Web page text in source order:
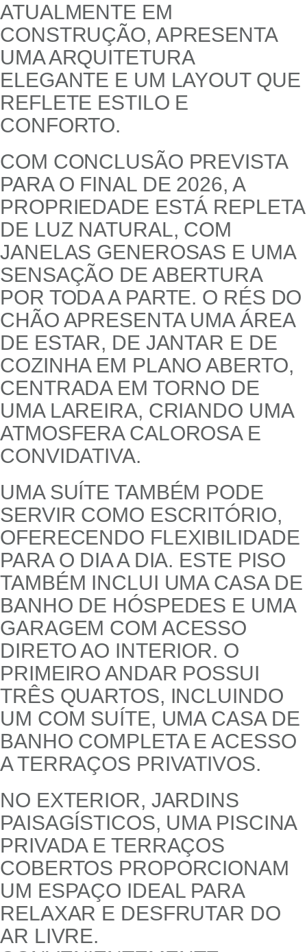
ATUALMENTE EM
CONSTRUÇÃO, APRESENTA
UMA ARQUITETURA
ELEGANTE E UM LAYOUT QUE
REFLETE ESTILO E
CONFORTO.
COM CONCLUSÃO PREVISTA
PARA O FINAL DE 2026, A
PROPRIEDADE ESTÁ REPLETA
DE LUZ NATURAL, COM
JANELAS GENEROSAS E UMA
SENSAÇÃO DE ABERTURA
POR TODA A PARTE. O RÉS DO
CHÃO APRESENTA UMA ÁREA
DE ESTAR, DE JANTAR E DE
COZINHA EM PLANO ABERTO,
CENTRADA EM TORNO DE
UMA LAREIRA, CRIANDO UMA
ATMOSFERA CALOROSA E
CONVIDATIVA.
UMA SUÍTE TAMBÉM PODE
SERVIR COMO ESCRITÓRIO,
OFERECENDO FLEXIBILIDADE
PARA O DIA A DIA. ESTE PISO
TAMBÉM INCLUI UMA CASA DE
BANHO DE HÓSPEDES E UMA
GARAGEM COM ACESSO
DIRETO AO INTERIOR. O
PRIMEIRO ANDAR POSSUI
TRÊS QUARTOS, INCLUINDO
UM COM SUÍTE, UMA CASA DE
BANHO COMPLETA E ACESSO
A TERRAÇOS PRIVATIVOS.
NO EXTERIOR, JARDINS
PAISAGÍSTICOS, UMA PISCINA
PRIVADA E TERRAÇOS
COBERTOS PROPORCIONAM
UM ESPAÇO IDEAL PARA
RELAXAR E DESFRUTAR DO
AR LIVRE.